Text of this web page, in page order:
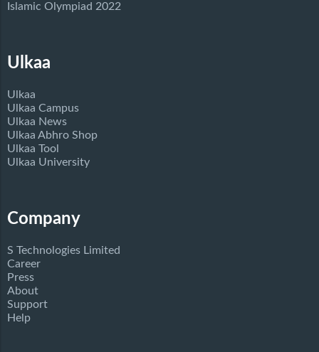
Islamic Olympiad 2022
Ulkaa
Ulkaa
Ulkaa Campus
Ulkaa News
Ulkaa Abhro Shop
Ulkaa Tool
Ulkaa University
Company
S Technologies Limited
Career
Press
About
Support
Help